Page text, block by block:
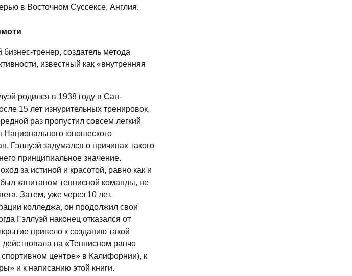
в Восточном Суссексе, Англия.
тренер, создатель метода
известный как «внутренняя
родился в 1938 году в Сан-
15 лет изнурительных тренировок,
раз пропустил совсем легкий
Национального юношеского
Гэллуэй задумался о причинах такого
принципиальное значение.
за истиной и красотой, равно как и
капитаном теннисной команды, не
Затем, уже через 10 лет,
колледжа, он продолжил свои
Гэллуэй наконец отказался от
привело к созданию такой
на «Теннисном ранчо
центре» в Калифорнии), к
и к написанию этой книги.